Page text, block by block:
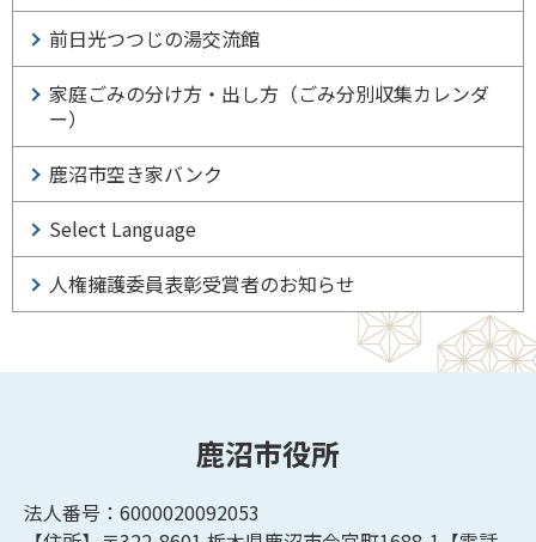
前日光つつじの湯交流館
家庭ごみの分け方・出し方（ごみ分別収集カレンダ
ー）
鹿沼市空き家バンク
Select Language
人権擁護委員表彰受賞者のお知らせ
鹿沼市役所
法人番号：6000020092053